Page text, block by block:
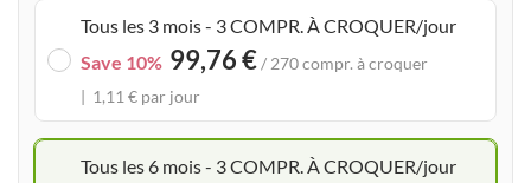
gallery
Tous les 3 mois - 3 COMPR. À CROQUER/jour
1,11 € par jour
99,76 €/ 270 compr. à croquer
Save 10%
Tous les 6 mois - 3 COMPR. À CROQUER/jour